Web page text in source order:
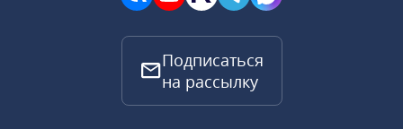
Подписаться
на рассылку